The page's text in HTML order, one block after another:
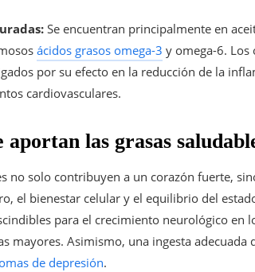
Se encuentran principalmente en
ácidos grasos omega-3 y omega-6.
por su efecto en la reducción de la
cardiovasculares.
aportan las grasas
no solo contribuyen a un corazón fuerte,
el bienestar celular y el equilibrio del
para el crecimiento neurológico en
mayores. Asimismo, una ingesta adecuada
de depresión.